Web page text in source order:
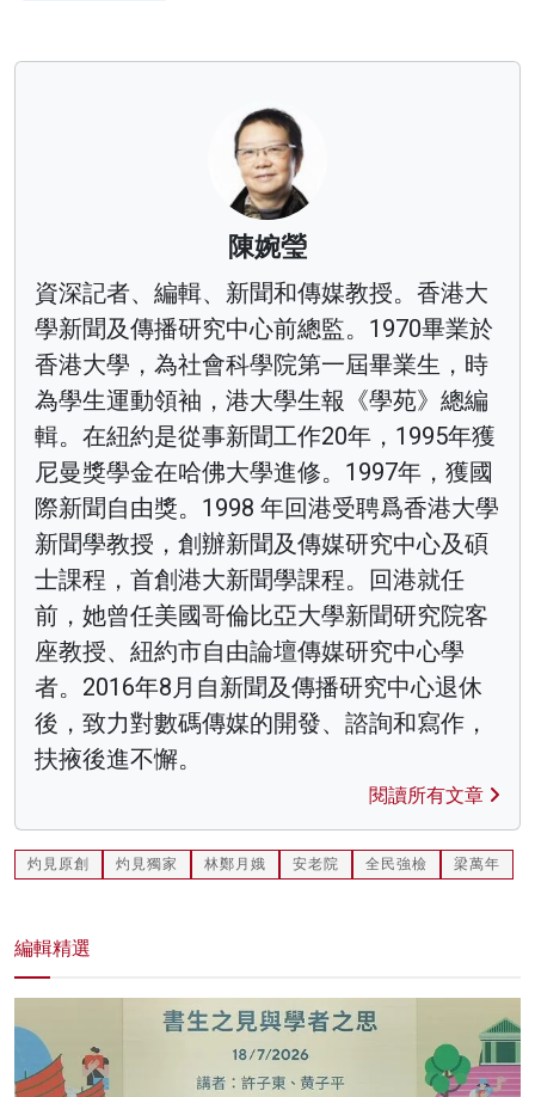
陳婉瑩
資深記者、編輯、新聞和傳媒教授。香港大
學新聞及傳播研究中心前總監。1970畢業於
香港大學，為社會科學院第一屆畢業生，時
為學生運動領袖，港大學生報《學苑》總編
輯。在紐約是從事新聞工作20年，1995年獲
尼曼獎學金在哈佛大學進修。1997年，獲國
際新聞自由獎。1998 年回港受聘爲香港大學
新聞學教授，創辦新聞及傳媒研究中心及碩
士課程，首創港大新聞學課程。回港就任
前，她曾任美國哥倫比亞大學新聞研究院客
座教授、紐約市自由論壇傳媒研究中心學
者。2016年8月自新聞及傳播研究中心退休
後，致力對數碼傳媒的開發、諮詢和寫作，
扶掖後進不懈。
閱讀所有文章
灼見原創 灼見獨家 林鄭月娥 安老院 全民強檢 梁萬年
編輯精選